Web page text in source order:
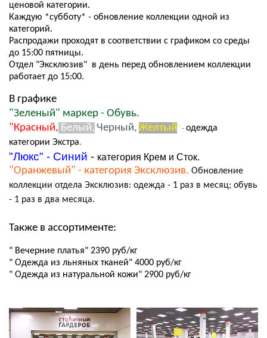
ценовой категории.
Каждую *субботу* - обновление коллекции одной из
категорий.
Распродажи проходят в соответствии с графиком со среды
до 15:00 пятницы.
Отдел "Эксклюзив" в день перед обновлением коллекции
работает до 15:00.
В графике
"Зеленый" маркер - Обувь.
"Красный, Белый, Черный, Желтый" - одежда
категории Экстра.
"Люкс" - Синий - категория Крем и Сток.
"Оранжевый" - категория Эксклюзив. Обновление
коллекции отдела Эксклюзив: одежда - 1 раз в месяц; обувь
- 1 раз в два месяца.
Также в ассортименте:
" Вечерние платья" 2390 руб/кг
" Одежда из льняных тканей" 4000 руб/кг
" Одежда из натуральной кожи" 2900 руб/кг